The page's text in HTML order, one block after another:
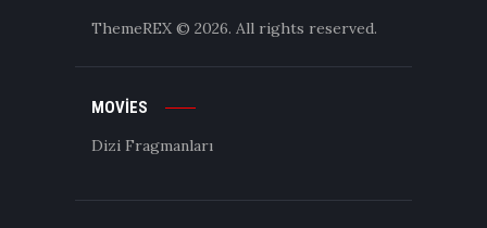
ThemeREX © 2026. All rights reserved.
MOVIES
Dizi Fragmanları